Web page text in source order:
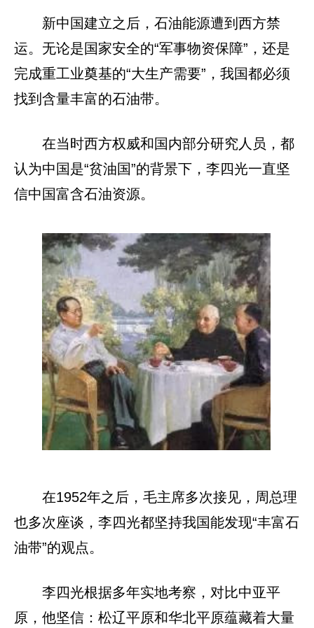
新中国建立之后，石油能源遭到西方禁
运。无论是国家安全的“军事物资保障”，还是
完成重工业奠基的“大生产需要”，我国都必须
找到含量丰富的石油带。
在当时西方权威和国内部分研究人员，都
认为中国是“贫油国”的背景下，李四光一直坚
信中国富含石油资源。
在1952年之后，毛主席多次接见，周总理
也多次座谈，李四光都坚持我国能发现“丰富石
油带”的观点。
李四光根据多年实地考察，对比中亚平
原，他坚信：松辽平原和华北平原蕴藏着大量